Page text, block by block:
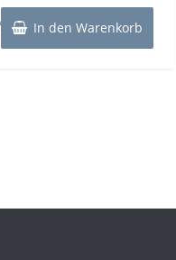
5
war:
1,50€
ist:
0,99€.
In den Warenkorb